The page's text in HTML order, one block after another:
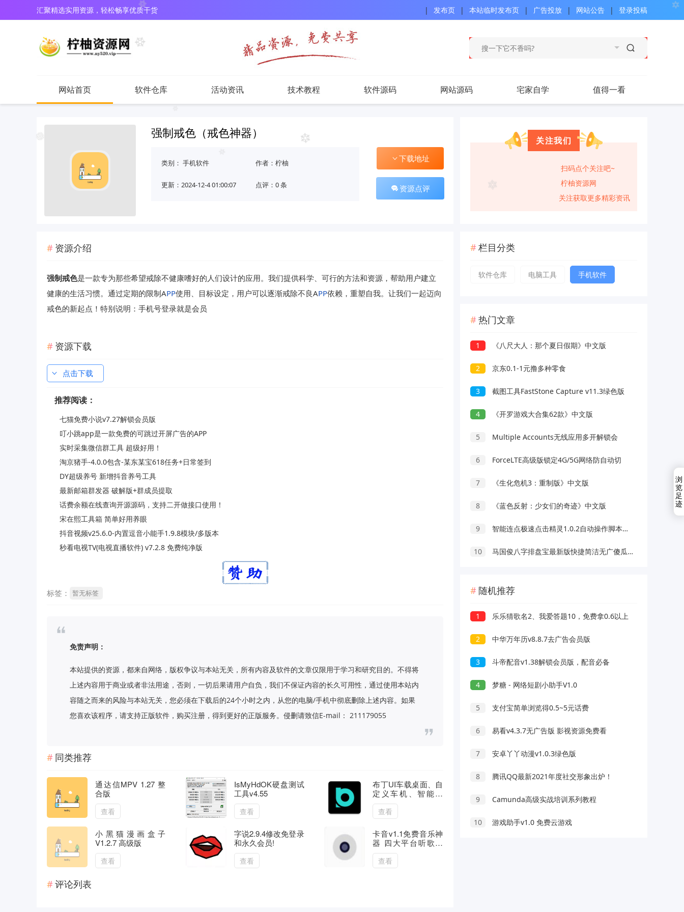
汇聚精选实用资源，轻松畅享优质干货 登录投稿
|
网站公告
|
广告投放
|
本站临时发布页
|
发布页
|
网站首页 软件仓库 活动资讯 技术教程 软件源码 网站源码 宅家自学 值得一看
强制戒色（戒色神器）
类别： 手机软件 作者：柠柚
更新：2024-12-4 01:00:07 点评：0 条
下载地址
资源点评
资源介绍
强制戒色是一款专为那些希望戒除不健康嗜好的人们设计的应用。我们提供科学、可行的方法和资源，帮助用户建立
健康的生活习惯。通过定期的限制APP使用、目标设定，用户可以逐渐戒除不良APP依赖，重塑自我。让我们一起迈向
戒色的新起点！特别说明：手机号登录就是会员
资源下载
点击下载
推荐阅读：
七猫免费小说v7.27解锁会员版
叮小跳app是一款免费的可跳过开屏广告的APP
实时采集微信群工具 超级好用！
淘京猪手-4.0.0包含-某东某宝618任务+日常签到
DY超级养号 新增抖音养号工具
最新邮箱群发器 破解版+群成员提取
话费余额在线查询开源源码，支持二开做接口使用！
宋在熙工具箱 简单好用养眼
抖音视频v25.6.0-内置逗音小能手1.9.8模块/多版本
秒看电视TV(电视直播软件) v7.2.8 免费纯净版
标签： 暂无标签
免责声明：
本站提供的资源，都来自网络，版权争议与本站无关，所有内容及软件的文章仅限用于学习和研究目的。不得将
上述内容用于商业或者非法用途，否则，一切后果请用户自负，我们不保证内容的长久可用性，通过使用本站内
容随之而来的风险与本站无关，您必须在下载后的24个小时之内，从您的电脑/手机中彻底删除上述内容。如果
您喜欢该程序，请支持正版软件，购买注册，得到更好的正版服务。侵删请致信E-mail： 211179055
同类推荐
通达信MPV 1.27 整
合版
查看
IsMyHdOK硬盘测试
工具v4.55
查看
布丁UI车载桌面、自
定义车机、智能导
航、解锁版
查看
小黑猫漫画盒子
V1.2.7 高级版
查看
字说2.9.4修改免登录
和永久会员!
查看
卡音v1.1免费音乐神
器 四大平台听歌软
件
查看
评论列表
关注我们
扫码点个关注吧~
柠柚资源网
关注获取更多精彩资讯
栏目分类
软件仓库 电脑工具 手机软件
热门文章
1 《八尺大人：那个夏日假期》中文版
2 京东0.1-1元撸多种零食
3 截图工具FastStone Capture v11.3绿色版
4 《开罗游戏大合集62款》中文版
5 Multiple Accounts无线应用多开解锁会
6 ForceLTE高级版锁定4G/5G网络防自动切
7 《生化危机3：重制版》中文版
8 《蓝色反射：少女们的奇迹》中文版
9 智能连点极速点击精灵1.0.2自动操作脚本录制解放双手
10 马国俊八字排盘宝最新版快捷简洁无广傻瓜操作
随机推荐
1 乐乐猜歌名2、我爱答题10，免费拿0.6以上
2 中华万年历v8.8.7去广告会员版
3 斗帝配音v1.38解锁会员版，配音必备
4 梦糖 - 网络短剧小助手V1.0
5 支付宝简单浏览得0.5~5元话费
6 易看v4.3.7无广告版 影视资源免费看
7 安卓丫丫动漫v1.0.3绿色版
8 腾讯QQ最新2021年度社交形象出炉！
9 Camunda高级实战培训系列教程
10 游戏助手v1.0 免费云游戏
浏
览
足
迹